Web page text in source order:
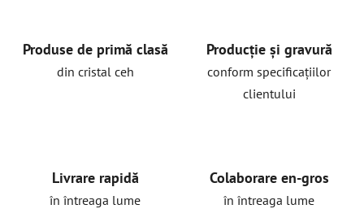
Produse de primă clasă
din cristal ceh
Producție și gravură
conform specificațiilor
clientului
Livrare rapidă
în întreaga lume
Colaborare en-gros
în întreaga lume